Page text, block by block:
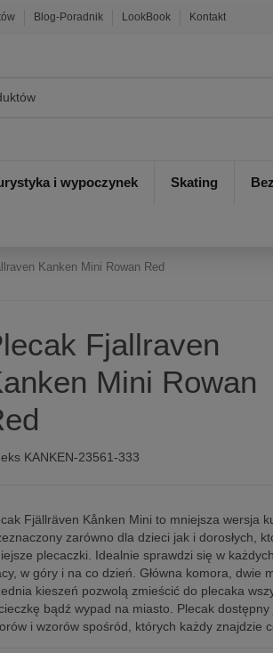
Blog-Poradnik LookBook Kontakt
i wypoczynek Skating
Kanken Mini Rowan Red
Fjallraven
Mini Rowan
KANKEN-23561-333
Fjällräven Kånken Mini to mniejsza wersja
zarówno dla dzieci jak i dorosłych,
plecaczki. Idealnie sprawdzi się w
w góry i na co dzień. Główna komora, dwie
kieszeń pozwolą zmieścić do plecaka
bądź wypad na miasto. Plecak
i wzorów spośród, których każdy znajdzie